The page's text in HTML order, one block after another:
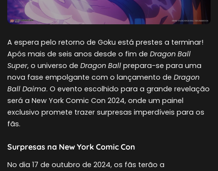
A espera pelo retorno de Goku está prestes a terminar!
Após mais de seis anos desde o fim de Dragon Ball
Super, o universo de Dragon Ball prepara-se para uma
nova fase empolgante com o lançamento de Dragon
Ball Daima. O evento escolhido para a grande revelação
será a New York Comic Con 2024, onde um painel
exclusivo promete trazer surpresas imperdíveis para os
fãs.
Surpresas na New York Comic Con
No dia 17 de outubro de 2024, os fãs terão a